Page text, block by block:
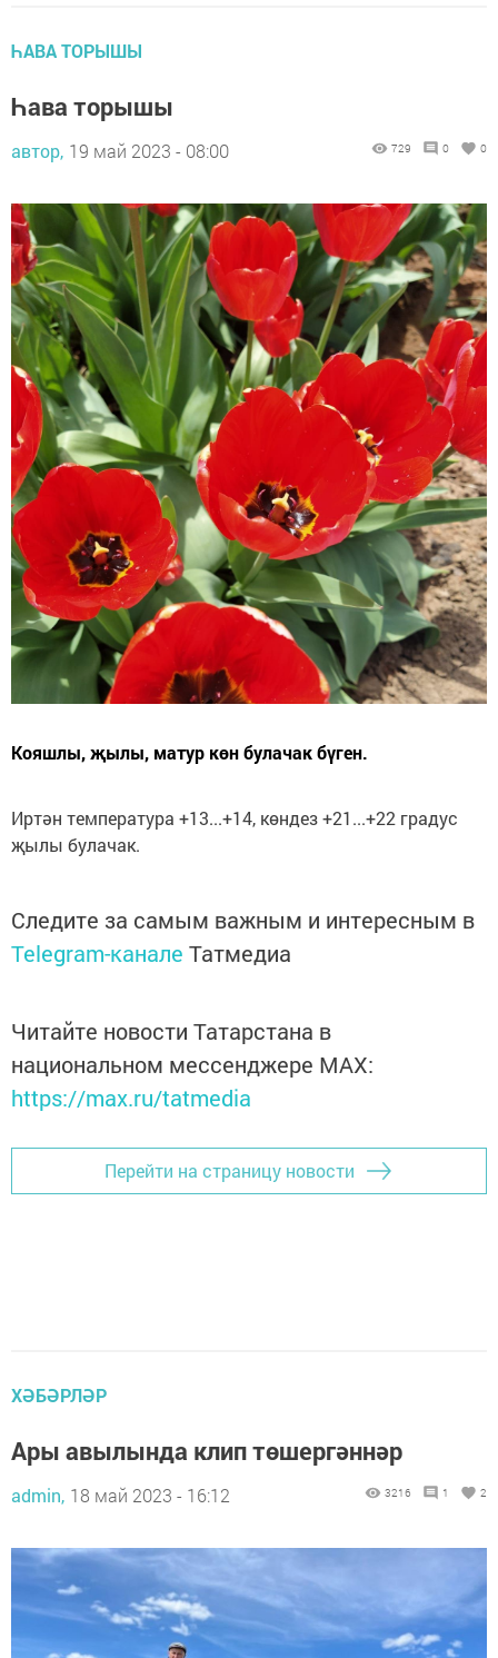
ҺАВА ТОРЫШЫ
Һава торышы
автор, 19 май 2023 - 08:00 729 0 0
Кояшлы, җылы, матур көн булачак бүген.
Иртән температура +13...+14, көндез +21...+22 градус
җылы булачак.
Следите за самым важным и интересным в
Telegram-канале Татмедиа
Читайте новости Татарстана в
национальном мессенджере MАХ:
https://max.ru/tatmedia
Перейти на страницу новости
ХӘБӘРЛӘР
Ары авылында клип төшергәннәр
admin, 18 май 2023 - 16:12 3216 1 2